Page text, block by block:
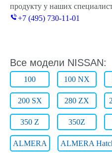
продукту у наших
+7 (495) 730-11-01
Все модели NISSAN:
100 100 NX
200 SX 280 ZX
350 Z 350Z
ALMERA ALMERA